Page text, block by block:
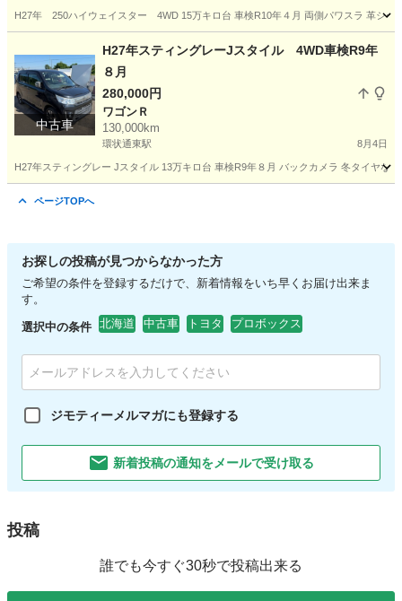
H27年 250ハイウェイスター 4WD 15万キロ台 車検R10年４月 両側パワスラ 革シー
環状通東駅 エルグランド
中古車
H27年スティングレーJスタイル 4WD車検R9年
８月
280,000円
ワゴンＲ
130,000km
環状通東駅 8月4日
H27年スティングレー Jスタイル 13万キロ台 車検R9年８月 バックカメラ 冬タイヤな
ページTOPへ
お探しの投稿が見つからなかった方
ご希望の条件を登録するだけで、新着情報をいち早くお届け出来ま
す。
選択中の条件 北海道 中古車 トヨタ プロボックス
ジモティーメルマガにも登録する
新着投稿の通知をメールで受け取る
投稿
誰でも今すぐ30秒で投稿出来る